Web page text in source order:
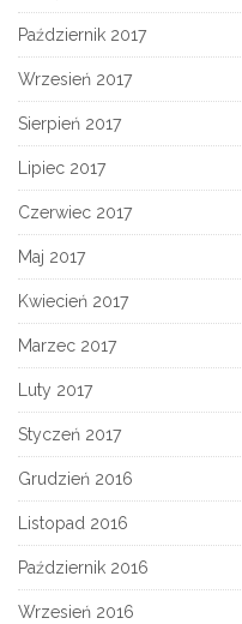
Październik 2017
Wrzesień 2017
Sierpień 2017
Lipiec 2017
Czerwiec 2017
Maj 2017
Kwiecień 2017
Marzec 2017
Luty 2017
Styczeń 2017
Grudzień 2016
Listopad 2016
Październik 2016
Wrzesień 2016